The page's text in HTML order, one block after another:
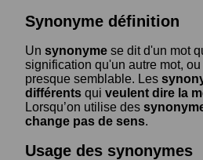
Synonyme définition
Un synonyme se dit d'un mot
signification qu'un autre mot,
presque semblable. Les
différents qui veulent dire la
Lorsqu’on utilise des
change pas de sens.
Usage des synonymes